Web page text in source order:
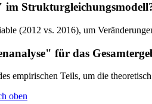
im
(2012 vs. 2016), um
für das
empirischen Teils, um die
oben